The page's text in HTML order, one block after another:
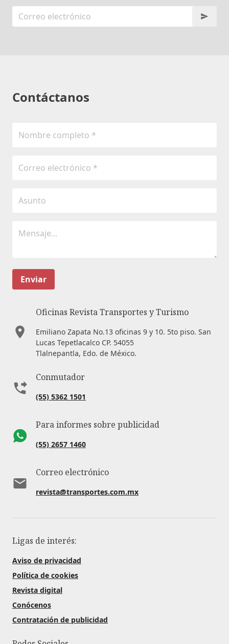
Contáctanos
Enviar
Oficinas Revista Transportes y Turismo
Emiliano Zapata No.13 oficinas 9 y 10. 5to piso. San
Lucas Tepetlacalco CP. 54055
Tlalnepantla, Edo. de México.
Conmutador
(55) 5362 1501
Para informes sobre publicidad
(55) 2657 1460
Correo electrónico
revista@transportes.com.mx
Ligas de interés:
Aviso de privacidad
Política de cookies
Revista digital
Conócenos
Contratación de publicidad